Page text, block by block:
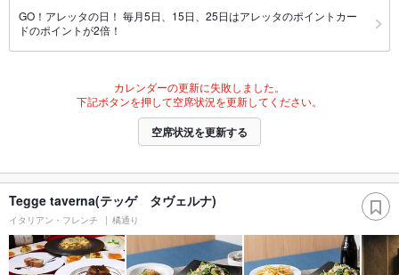
GO！アレッタの日！ 毎月5日、15日、25日はアレッタのポイントカー
ドのポイントが2倍！
カレンダーの更新に失敗しました。
下記ボタンを押して空席状況を更新してください。
空席状況を更新する
Tegge taverna(テッゲ タヴェルナ)
イタリアン・フレンチ 橘通り